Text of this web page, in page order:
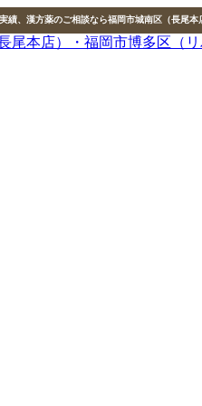
績、漢方薬のご相談なら福岡市城南区（長尾